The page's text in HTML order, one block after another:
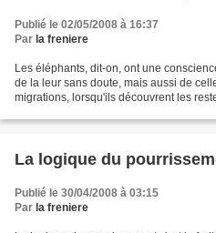
Publié le 02/05/2008 à 16:37
Par la freniere
Les éléphants, dit-on, ont une
de la leur sans doute, mais aussi de
migrations, lorsqu'ils découvrent les
La logique du
Publié le 30/04/2008 à 03:15
Par la freniere